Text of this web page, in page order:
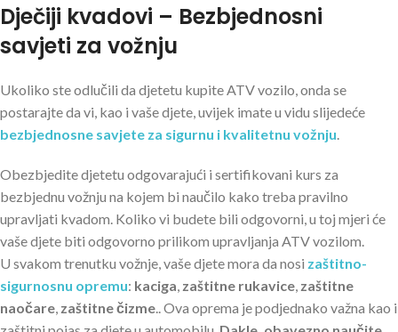
Dječiji kvadovi – Bezbjednosni
savjeti za vožnju
Ukoliko ste odlučili da djetetu kupite ATV vozilo, onda se
postarajte da vi, kao i vaše djete, uvijek imate u vidu slijedeće
bezbjednosne savjete za sigurnu i kvalitetnu vožnju
Obezbjedite djetetu odgovarajući i sertifikovani kurs za
bezbjednu vožnju na kojem bi naučilo kako treba pravilno
upravljati kvadom. Koliko vi budete bili odgovorni, u toj mjeri će
vaše djete biti odgovorno prilikom upravljanja ATV vozilom.
U svakom trenutku vožnje, vaše djete mora da nosi zaštitno-
sigurnosnu opremu: kaciga zaštitne rukavice zaštitne
naočare zaštitne čizme .. Ova oprema je podjednako važna kao i